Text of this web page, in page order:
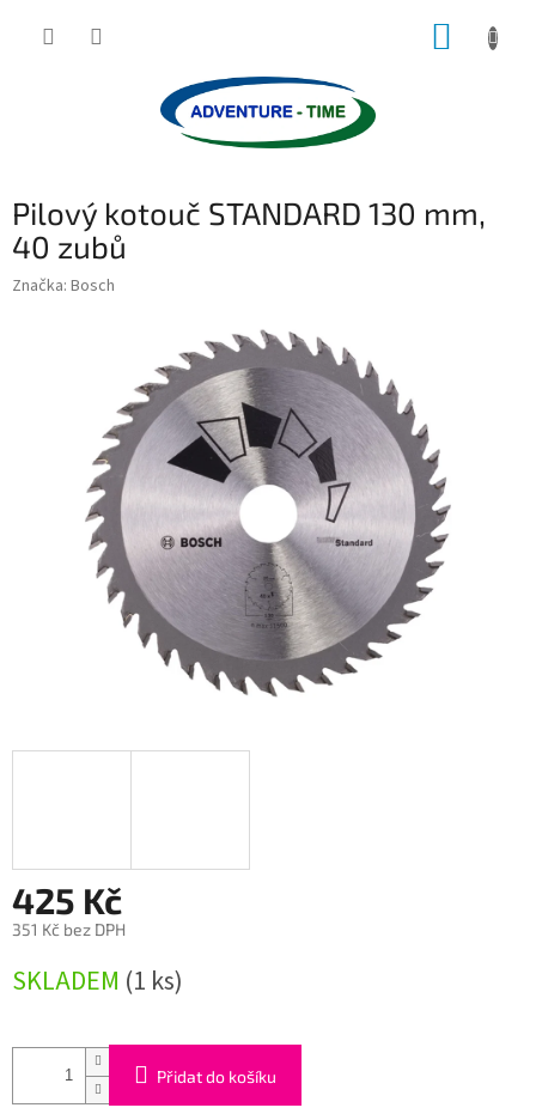
Pilový kotouč STANDARD 130 mm,
40 zubů
Značka: Bosch
425 Kč
351 Kč bez DPH
cena:
SKLADEM (1 ks)
Přidat do košíku